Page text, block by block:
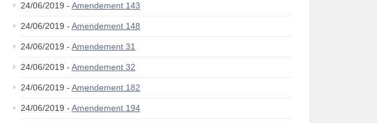
24/06/2019 - Amendement 143
24/06/2019 - Amendement 148
24/06/2019 - Amendement 31
24/06/2019 - Amendement 32
24/06/2019 - Amendement 182
24/06/2019 - Amendement 194